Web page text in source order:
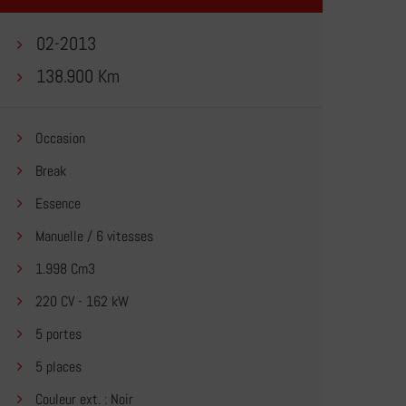
02-2013
138.900 Km
Occasion
Break
Essence
Manuelle / 6 vitesses
1.998 Cm3
220 CV - 162 kW
5 portes
5 places
Couleur ext. : Noir